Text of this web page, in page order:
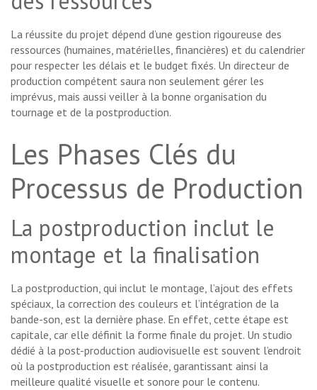
La réussite du projet dépend d’une gestion rigoureuse des
ressources (humaines, matérielles, financières) et du calendrier
pour respecter les délais et le budget fixés. Un directeur de
production compétent saura non seulement gérer les
imprévus, mais aussi veiller à la bonne organisation du
tournage et de la postproduction.
Les Phases Clés du
Processus de Production
La postproduction inclut le
montage et la finalisation
La postproduction, qui inclut le montage, l’ajout des effets
spéciaux, la correction des couleurs et l’intégration de la
bande-son, est la dernière phase. En effet, cette étape est
capitale, car elle définit la forme finale du projet. Un studio
dédié à la post-production audiovisuelle est souvent l’endroit
où la postproduction est réalisée, garantissant ainsi la
meilleure qualité visuelle et sonore pour le contenu.